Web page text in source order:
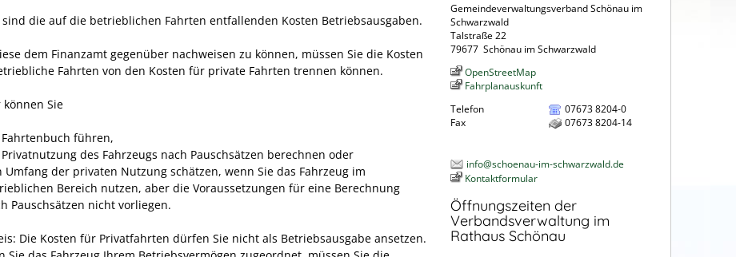
sind die auf die betrieblichen Fahrten entfallenden Kosten Betriebsausgaben.
dem Finanzamt gegenüber nachweisen zu können, müssen Sie die Kosten
Fahrten von den Kosten für private Fahrten trennen können.
können Sie
führen,
des Fahrzeugs nach Pauschsätzen berechnen oder
Umfang der privaten Nutzung schätzen, wenn Sie das Fahrzeug im
Bereich nutzen, aber die Voraussetzungen für eine Berechnung
Pauschsätzen nicht vorliegen.
Die Kosten für Privatfahrten dürfen Sie nicht als Betriebsausgabe ansetzen.
Gemeindeverwaltungsverband Schönau im
Schwarzwald
Talstraße 22
79677 Schönau im Schwarzwald
OpenStreetMap
Fahrplanauskunft
Telefon
07673 8204-0
Fax
07673 8204-14
info@schoenau-im-schwarzwald.de
Kontaktformular
Öffnungszeiten der
Verbandsverwaltung im
Rathaus Schönau